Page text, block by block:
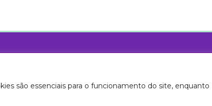
são essenciais para o funcionamento do site, enquanto